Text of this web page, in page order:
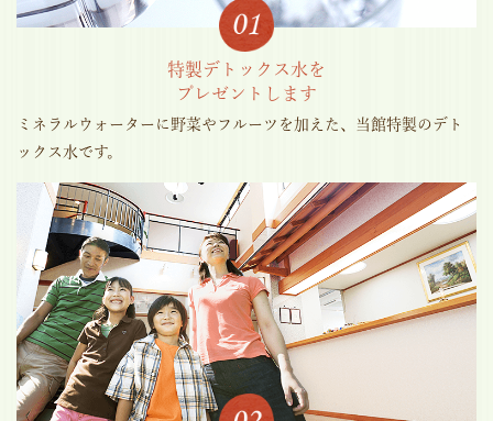
特製デトックス水を
プレゼントします
ミネラルウォーターに野菜やフルーツを加えた、当館特製のデト
ックス水です。